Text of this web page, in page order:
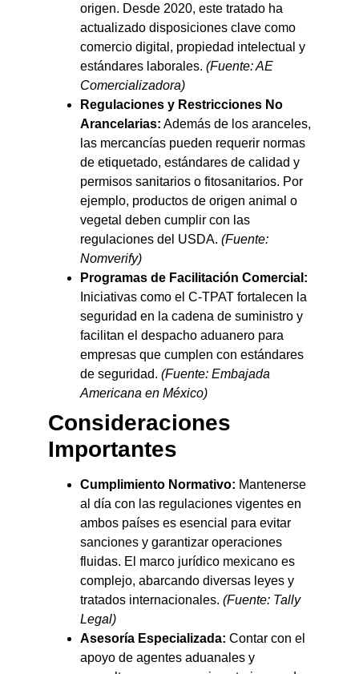
origen. Desde 2020, este tratado ha
actualizado disposiciones clave como
comercio digital, propiedad intelectual y
estándares laborales. (Fuente: AE
Comercializadora)
Regulaciones y Restricciones No
Arancelarias: Además de los aranceles,
las mercancías pueden requerir normas
de etiquetado, estándares de calidad y
permisos sanitarios o fitosanitarios. Por
ejemplo, productos de origen animal o
vegetal deben cumplir con las
regulaciones del USDA. (Fuente:
Nomverify)
Programas de Facilitación Comercial:
Iniciativas como el C-TPAT fortalecen la
seguridad en la cadena de suministro y
facilitan el despacho aduanero para
empresas que cumplen con estándares
de seguridad. (Fuente: Embajada
Americana en México)
Consideraciones
Importantes
Cumplimiento Normativo: Mantenerse
al día con las regulaciones vigentes en
ambos países es esencial para evitar
sanciones y garantizar operaciones
fluidas. El marco jurídico mexicano es
complejo, abarcando diversas leyes y
tratados internacionales. (Fuente: Tally
Legal)
Asesoría Especializada: Contar con el
apoyo de agentes aduanales y